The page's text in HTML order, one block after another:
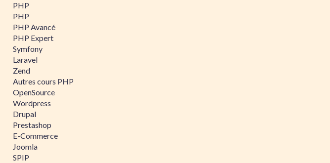
PHP
PHP
PHP Avancé
PHP Expert
Symfony
Laravel
Zend
Autres cours PHP
OpenSource
Wordpress
Drupal
Prestashop
E-Commerce
Joomla
SPIP